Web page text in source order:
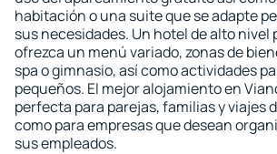
habitación o una suite que se adapte
sus necesidades. Un hotel de alto
ofrezca un menú variado, zonas de
spa o gimnasio, así como actividades
pequeños. El mejor alojamiento en
perfecta para parejas, familias y viajes
como para empresas que desean
sus empleados.